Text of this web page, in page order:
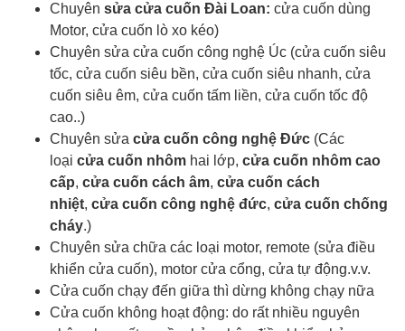
Chuyên sửa cửa cuốn Đài Loan: cửa cuốn dùng
Motor, cửa cuốn lò xo kéo)
Chuyên sửa cửa cuốn công nghệ Úc (cửa cuốn siêu
tốc, cửa cuốn siêu bền, cửa cuốn siêu nhanh, cửa
cuốn siêu êm, cửa cuốn tấm liền, cửa cuốn tốc độ
cao..)
Chuyên sửa cửa cuốn công nghệ Đức (Các
loại cửa cuốn nhôm hai lớp, cửa cuốn nhôm cao
cấp, cửa cuốn cách âm, cửa cuốn cách
nhiệt, cửa cuốn công nghệ đức, cửa cuốn chống
cháy.)
Chuyên sửa chữa các loại motor, remote (sửa điều
khiển cửa cuốn), motor cửa cổng, cửa tự động.v.v.
Cửa cuốn chạy đến giữa thì dừng không chạy nữa
Cửa cuốn không hoạt động: do rất nhiều nguyên